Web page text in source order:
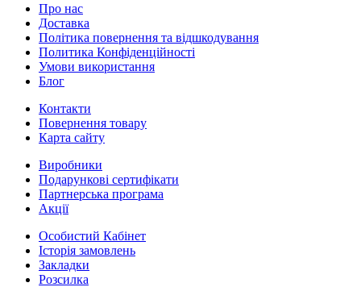
Про нас
Доставка
Політика повернення та відшкодування
Политика Конфіденційності
Умови використання
Блог
Контакти
Повернення товару
Карта сайту
Виробники
Подарункові сертифікати
Партнерська програма
Акції
Особистий Кабінет
Історія замовлень
Закладки
Розсилка